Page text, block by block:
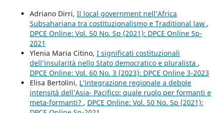
Adriano Dirri, Il local government nell’Africa
Subsahariana tra costituzionalismo e Traditional law ,
DPCE Online: Vol. 50 No. Sp (2021): DPCE Online Sp-
2021
Ylenia Maria Citino, I significati costituzionali
dell’insularità nello Stato democratico e pluralista ,
DPCE Online: Vol. 60 No. 3 (2023): DPCE Online 3-2023
Elisa Bertolini, L’integrazione regionale a debole
intensità dell’Asia- Pacifico: quale ruolo per formanti e
meta-formanti? , DPCE Online: Vol. 50 No. Sp (2021):